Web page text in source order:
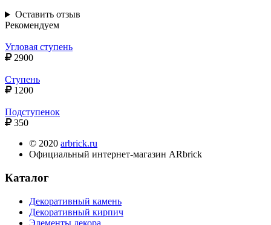
Оставить отзыв
Рекомендуем
Угловая ступень
2900
Ступень
1200
Подступенок
350
© 2020 arbrick.ru
Официальный интернет-магазин ARbrick
Каталог
Декоративный камень
Декоративный кирпич
Элементы декора